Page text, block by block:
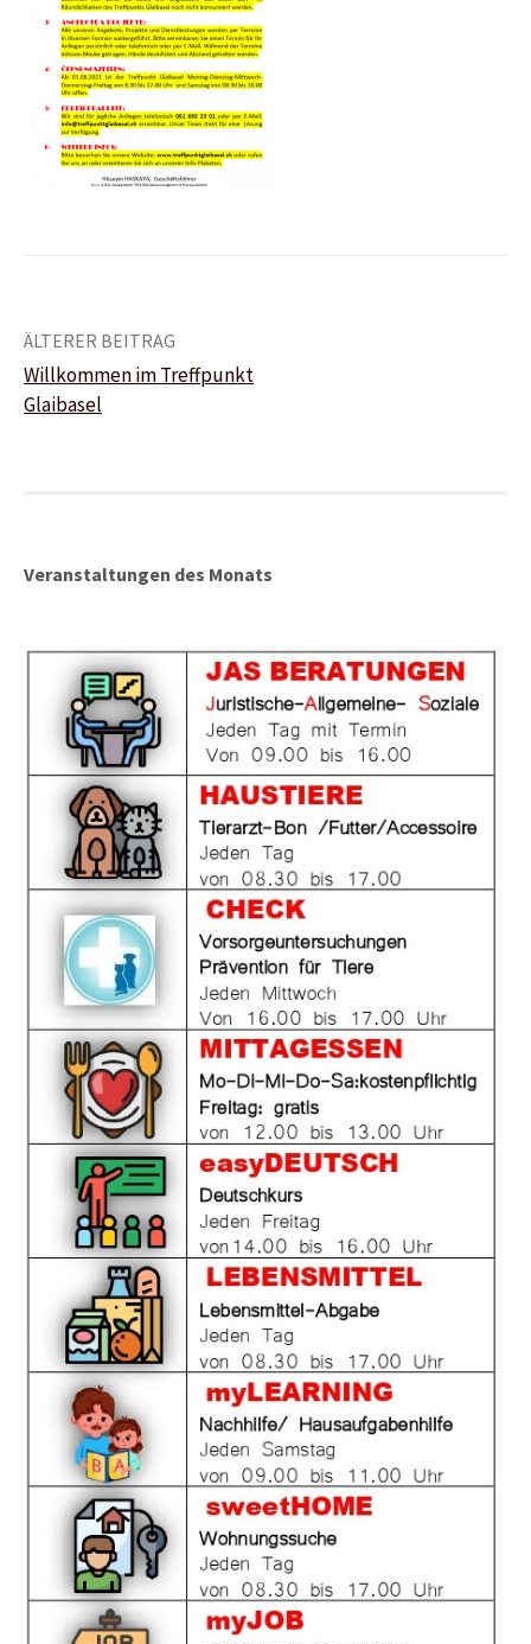
Beitrags-
Navigation
ÄLTERER BEITRAG
Willkommen im Treffpunkt
Glaibasel
Veranstaltungen des Monats